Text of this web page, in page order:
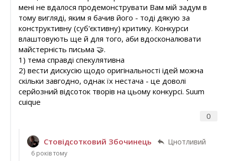
0
мені не вдалося продемонструвати Вам мій задум в
тому вигляді, яким я бачив його - тоді дякую за
конструктивну (суб'єктивну) критику. Конкурси
влаштовують ще й для того, аби вдосконалювати
майстерність письма 🤝.
1) тема справді спекулятивна
2) вести дискусію щодо оригінальності ідей можна
скільки завгодно, однак їх нестача - це доволі
серйозний відсоток творів на цьому конкурсі. Suum
cuique
Стовідсотковий Збочинець Цнотливий
6 років тому